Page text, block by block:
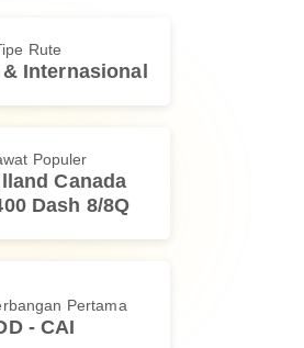
Rute
Internasional
Populer
Canada
Dash 8/8Q
Pertama
- CAI